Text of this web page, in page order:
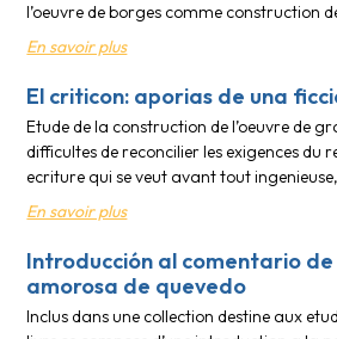
l’oeuvre de borges comme construction
En savoir plus
El criticon: aporias de una
Etude de la construction de l’oeuvre de
difficultes de reconcilier les exigences du
ecriture qui se veut avant tout
En savoir plus
Introducción al comentario
amorosa de quevedo
Inclus dans une collection destine aux